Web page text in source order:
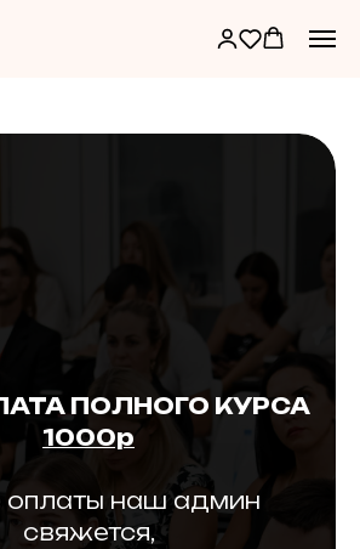
ПОЛНОГО КУРСА
1000р
оплаты наш админ
свяжется,